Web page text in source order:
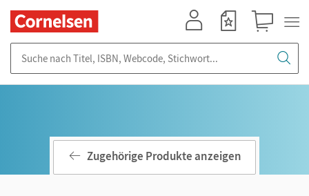
Zugehörige Produkte anzeigen